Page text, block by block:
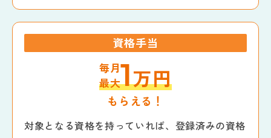
資格手当
毎月
最大1万円
もらえる！
対象となる資格を持っていれば、登録済みの資格